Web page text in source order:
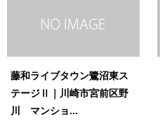
藤和ライブタウン鷺沼東ス
テージⅡ｜川崎市宮前区野
川 マンショ...